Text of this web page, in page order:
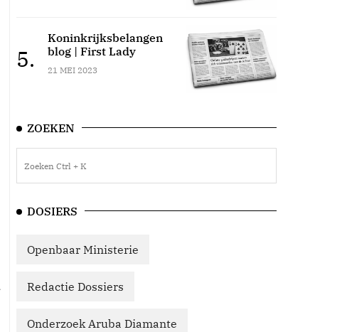
5.
Koninkrijksbelangen
blog | First Lady
21 MEI 2023
ZOEKEN
DOSIERS
Openbaar Ministerie
Redactie Dossiers
Onderzoek Aruba Diamante